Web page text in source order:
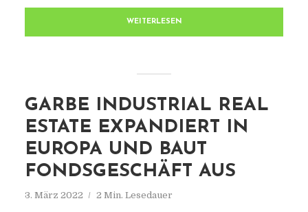
WEITERLESEN
GARBE INDUSTRIAL REAL
ESTATE EXPANDIERT IN
EUROPA UND BAUT
FONDSGESCHÄFT AUS
3. März 2022 2 Min. Lesedauer